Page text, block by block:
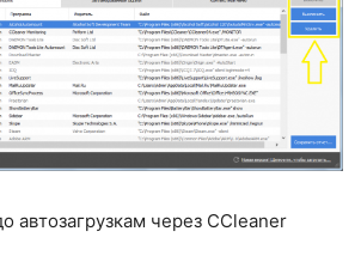
автозагрузкам через CCleaner